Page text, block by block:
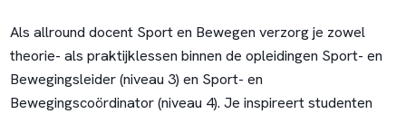
Als allround docent Sport en Bewegen verzorg je zowel
theorie- als praktijklessen binnen de opleidingen Sport- en
Bewegingsleider (niveau 3) en Sport- en
Bewegingscoördinator (niveau 4). Je inspireert studenten